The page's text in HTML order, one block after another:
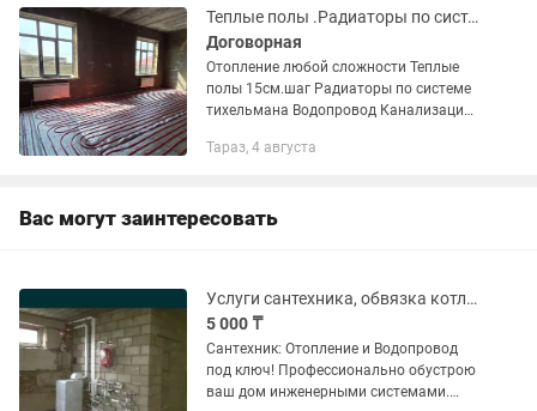
тёплого пола✅ Монтаж...
Теплые полы .Радиаторы по системе тихельмана. Монтаж котлов ...водопровод.
Договорная
Отопление любой сложности Теплые
полы 15см.шаг Радиаторы по системе
тихельмана Водопровод Канализация
Тараз, 4 августа
Вас могут заинтересовать
Услуги сантехника, обвязка котла, промывка системы отопления
5 000 ₸
Сантехник: Отопление и Водопровод
под ключ! Профессионально обустрою
ваш дом инженерными системами.